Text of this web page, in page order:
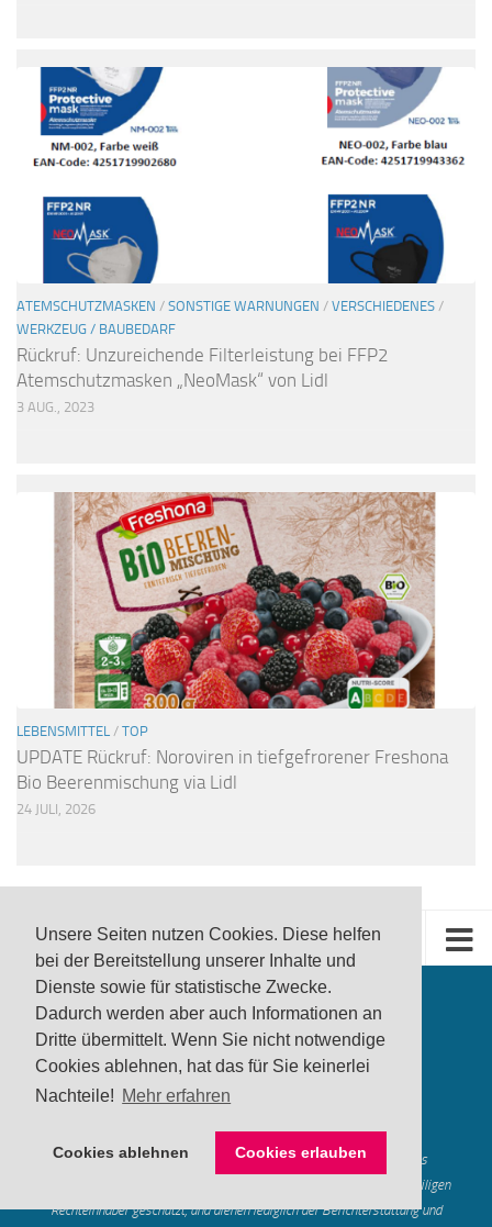
Unsere Seiten nutzen Cookies. Diese helfen
bei der Bereitstellung unserer Inhalte und
Dienste sowie für statistische Zwecke.
Dadurch werden aber auch Informationen an
Dritte übermittelt. Wenn Sie nicht notwendige
Cookies ablehnen, hat das für Sie keinerlei
Nachteile! Mehr erfahren
Cookies ablehnen Cookies erlauben
ATEMSCHUTZMASKEN / SONSTIGE WARNUNGEN / VERSCHIEDENES /
WERKZEUG / BAUBEDARF
Rückruf: Unzureichende Filterleistung bei FFP2
Atemschutzmasken „NeoMask“ von Lidl
3 AUG., 2023
LEBENSMITTEL / TOP
UPDATE Rückruf: Noroviren in tiefgefrorener Freshona
Bio Beerenmischung via Lidl
24 JULI, 2026
produktwarnung.eu
Made in Gerstetten |Medienzentrum Gerstetten
Alle genannten Marken, Warenzeichen und Logos innerhalb dieses
Medienangebotes sind durch die Marken- und Urheberechte der jeweiligen
Rechteinhaber geschützt, und dienen lediglich der Berichterstattung und